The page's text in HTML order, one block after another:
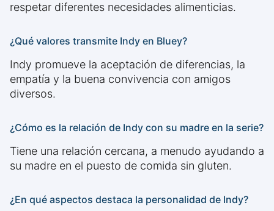
respetar diferentes necesidades alimenticias.
¿Qué valores transmite Indy en Bluey?
Indy promueve la aceptación de diferencias, la
empatía y la buena convivencia con amigos
diversos.
¿Cómo es la relación de Indy con su madre en la serie?
Tiene una relación cercana, a menudo ayudando a
su madre en el puesto de comida sin gluten.
¿En qué aspectos destaca la personalidad de Indy?